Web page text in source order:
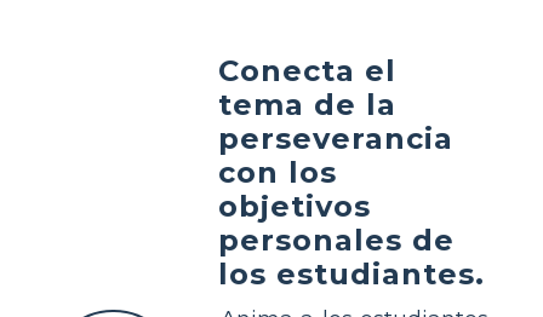
Conecta el
tema de la
perseverancia
con los
objetivos
personales de
los estudiantes.